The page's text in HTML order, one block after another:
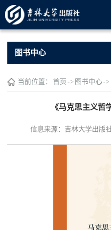
图书中心
当前位置： 首页 -> 图书中心->
《马克思主义哲
信息来源：吉林大学出版